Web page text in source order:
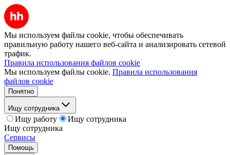
Мы используем файлы cookie, чтобы обеспечивать
правильную работу нашего веб-сайта и анализировать сетевой
трафик.
Правила использования файлов cookie
Мы используем файлы cookie. Правила использования
файлов cookie
Понятно
Ищу сотрудника
Ищу работу
Ищу сотрудника
Ищу сотрудника
Сервисы
Помощь